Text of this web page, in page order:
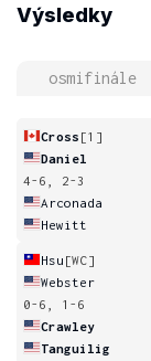
Výsledky
osmifinále
Cross [1]
Daniel
4-6, 2-3
Arconada
Hewitt
Hsu [WC]
Webster
0-6, 1-6
Crawley
Tanguilig